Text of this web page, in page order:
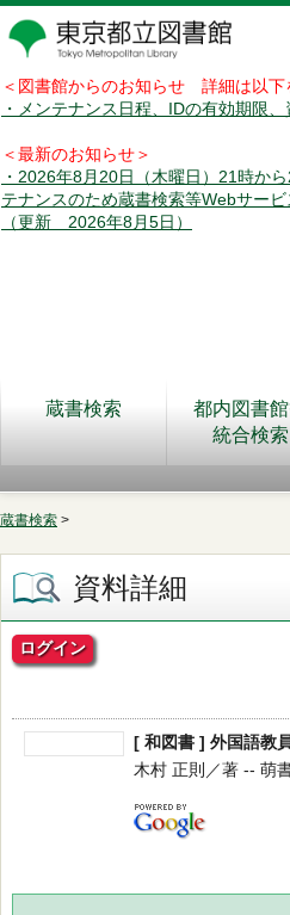
＜図書館からのお知らせ 詳細は以下
・メンテナンス日程、IDの有効期限
＜最新のお知らせ＞
・2026年8月20日（木曜日）21時か
テナンスのため蔵書検索等Webサービ
（更新 2026年8月5日）
蔵書検索
都内図書
統合検索
蔵書検索 >
資料詳細
ログイン
[ 和図書 ] 外国語教
木村 正則／著 -- 萌